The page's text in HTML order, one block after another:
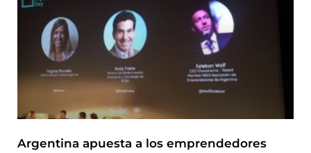
Argentina apuesta a los emprendedores